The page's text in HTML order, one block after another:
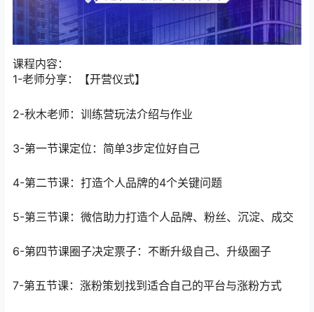
课程内容：
1-老师分享：【开营仪式】
2-秋木老师：训练营玩法介绍与作业
3-第一节课定位：简单3步定位好自己
4-第二节课：打造个人品牌的4个关键问题
5-第三节课：微信助力打造个人品牌、粉丝、沉淀、成交
6-第四节课圈子决定票子：不断升级自己、升级圈子
7-第五节课：涨粉策划找到适合自己的平台与涨粉方式